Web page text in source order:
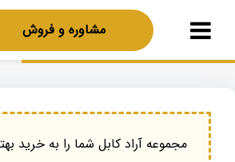
مشاوره و فروش
مجموعه آراد کابل شما را به خرید